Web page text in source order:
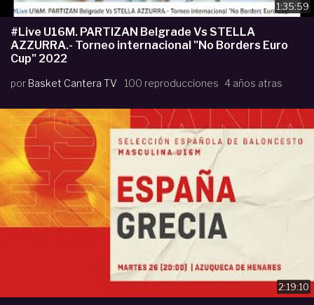
1:35:59
#Live U16M. PARTIZAN Belgrade Vs STELLA
AZZURRA.- Torneo internacional "No Borders Euro
Cup" 2022
por Basket Cantera TV 100 reproducciones 4 años atras
2:19:10